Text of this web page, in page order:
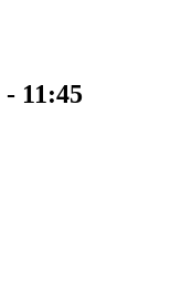
- 11:45